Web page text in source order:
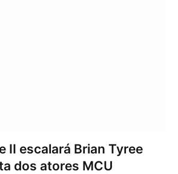
II escalará Brian Tyree
dos atores MCU